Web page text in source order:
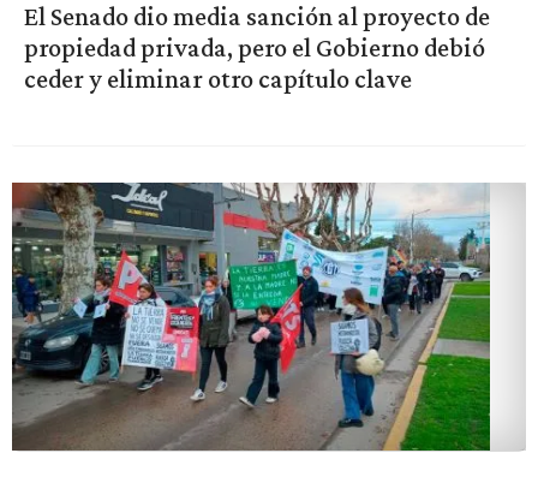
El Senado dio media sanción al proyecto de
propiedad privada, pero el Gobierno debió
ceder y eliminar otro capítulo clave